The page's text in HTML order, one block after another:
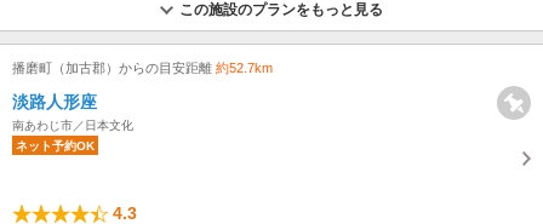
この施設のプランをもっと見る
播磨町（加古郡）からの目安距離 約52.7km
淡路人形座
南あわじ市／日本文化
ネット予約OK
4.3